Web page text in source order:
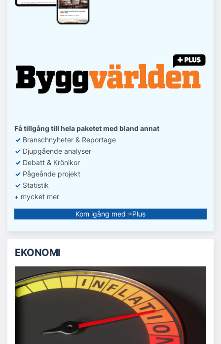
Få tillgång till hela paketet med bland annat
✓ Branschnyheter & Reportage
✓ Djupgående analyser
✓ Debatt & Krönikor
✓ Pågeånde projekt
✓ Statistik
+ mycket mer
Kom igång med +Plus
EKONOMI